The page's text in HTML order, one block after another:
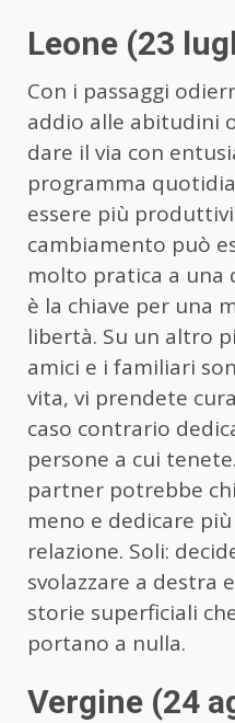
Leone (23
Con i passaggi
addio alle abitudini
dare il via con
programma
essere più
cambiamento può
molto pratica a una
è la chiave per una
libertà. Su un altro
amici e i familiari
vita, vi prendete
caso contrario
persone a cui tenete.
partner potrebbe
meno e dedicare
relazione. Soli:
svolazzare a destra
storie superficiali
portano a nulla.
Vergine (24